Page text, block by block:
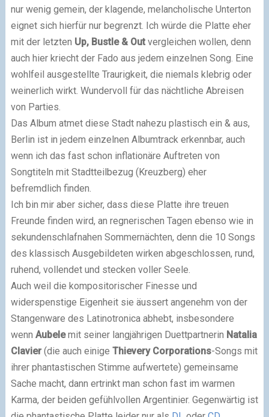
nur wenig gemein, der klagende, melancholische Unterton
eignet sich hierfür nur begrenzt. Ich würde die Platte eher
mit der letzten Up, Bustle & Outvergleichen wollen, denn
auch hier kriecht der Fado aus jedem einzelnen Song. Eine
wohlfeil ausgestellte Traurigkeit, die niemals klebrig oder
weinerlich wirkt. Wundervoll für das nächtliche Abreisen
von Parties.
Das Album atmet diese Stadt nahezu plastisch ein & aus,
Berlin ist in jedem einzelnen Albumtrack erkennbar, auch
wenn ich das fast schon inflationäre Auftreten von
Songtiteln mit Stadtteilbezug (Kreuzberg) eher
befremdlich finden.
Ich bin mir aber sicher, dass diese Platte ihre treuen
Freunde finden wird, an regnerischen Tagen ebenso wie in
sekundenschlafnahen Sommernächten, denn die 10 Songs
des klassisch Ausgebildeten wirken abgeschlossen, rund,
ruhend, vollendet und stecken voller Seele.
Auch weil die kompositorischer Finesse und
widerspenstige Eigenheit sie äussert angenehm von der
Stangenware des Latinotronica abhebt, insbesondere
wenn Aubelemit seiner langjährigen Duettpartnerin Natalia
Clavier(die auch einige Thievery Corporations-Songs mit
ihrer phantastischen Stimme aufwertete) gemeinsame
Sache macht, dann ertrinkt man schon fast im warmen
Karma, der beiden gefühlvollen Argentinier. Gegenwärtig ist